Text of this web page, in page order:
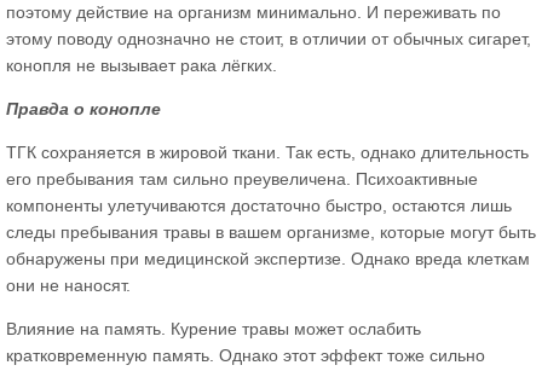
поэтому действие на организм минимально. И переживать по
этому поводу однозначно не стоит, в отличии от обычных сигарет,
конопля не вызывает рака лёгких.
Правда о конопле
ТГК сохраняется в жировой ткани. Так есть, однако длительность
его пребывания там сильно преувеличена. Психоактивные
компоненты улетучиваются достаточно быстро, остаются лишь
следы пребывания травы в вашем организме, которые могут быть
обнаружены при медицинской экспертизе. Однако вреда клеткам
они не наносят.
Влияние на память. Курение травы может ослабить
кратковременную память. Однако этот эффект тоже сильно